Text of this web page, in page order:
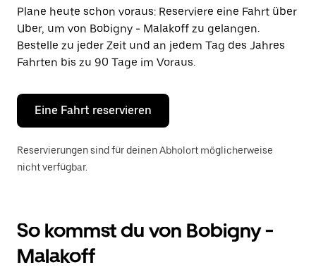
ein
Datum
auszuwählen.
Drücke
die
Escape-
um
den
Kalender
schließen.
Plane heute schon voraus: Reserviere eine Fahrt über
Uber, um von Bobigny - Malakoff zu gelangen.
Bestelle zu jeder Zeit und an jedem Tag des Jahres
Fahrten bis zu 90 Tage im Voraus.
Eine Fahrt reservieren
Reservierungen sind für deinen Abholort möglicherweise
nicht verfügbar.
So kommst du von Bobigny -
Malakoff